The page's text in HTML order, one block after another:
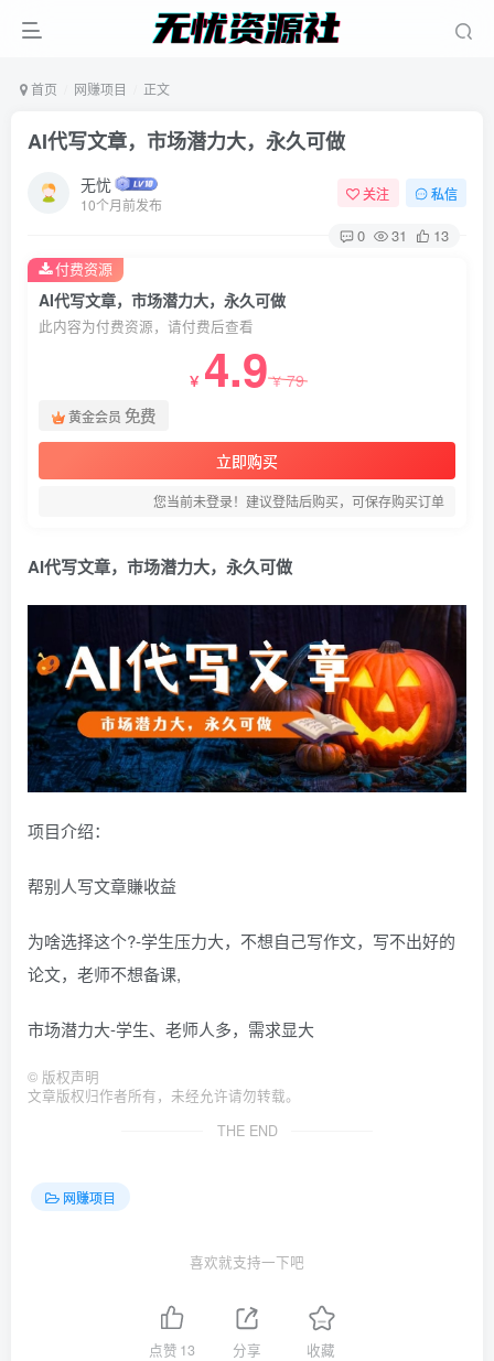
首页 网赚项目 正文
AI代写文章，市场潜力大，永久可做
无忧
10个月前发布
关注 私信
0 31 13
AI代写文章，市场潜力大，永久可做
此内容为付费资源，请付费后查看
￥ 4.9￥79
黄金会员 免费
立即购买
您当前未登录！建议登陆后购买，可保存购买订单
付费资源
AI代写文章，市场潜力大，永久可做
项目介绍：
帮别人写文章賺收益
为啥选择这个?-学生压力大，不想自己写作文，写不出好的
论文，老师不想备课,
市场潜力大-学生、老师人多，需求显大
© 版权声明
文章版权归作者所有，未经允许请勿转载。
THE END
网赚项目
喜欢就支持一下吧
点赞 13 分享 收藏